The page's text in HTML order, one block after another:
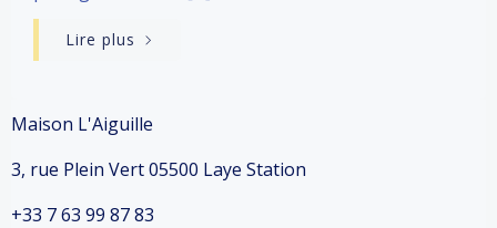
Lire plus
Maison L'Aiguille
3, rue Plein Vert 05500 Laye Station
+33 7 63 99 87 83